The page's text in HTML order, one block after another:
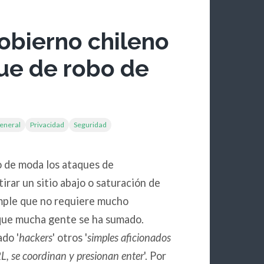
chileno
de robo de
Privacidad Seguridad
moda los ataques de
un sitio abajo o saturación de
que no requiere mucho
mucha gente se ha sumado.
'hackers' otros 'simples aficionados
se coordinan y presionan enter'. Por